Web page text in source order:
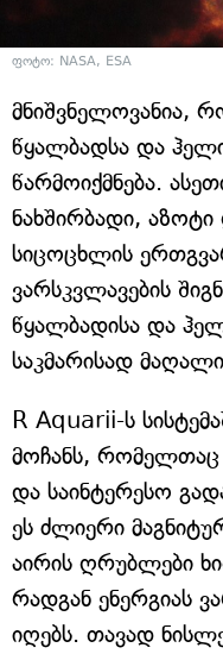
ფოტო: NASA, ESA
მნიშვნელოვანია,
წყალბადსა და
წარმოიქმნება.
ნახშირბადი,
სიცოცხლის
ვარსკვლავების
წყალბადისა და
საკმარისად
R Aquarii-ს
მოჩანს, რომელთაც
და საინტერესო
ეს ძლიერი
აირის ღრუბლები
რადგან ენერგიას
იღებს. თავად